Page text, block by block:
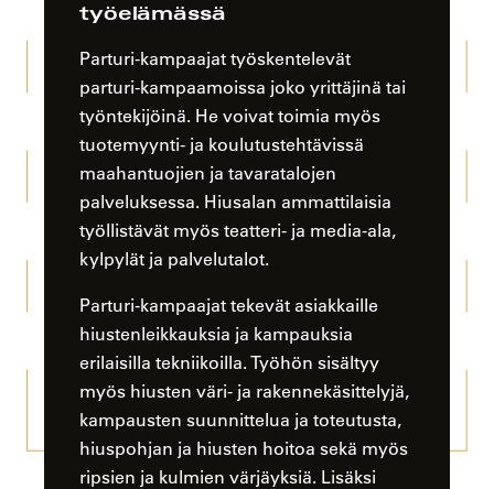
työelämässä
Parturi-kampaajat työskentelevät
parturi-kampaamoissa joko yrittäjinä tai
työntekijöinä. He voivat toimia myös
tuotemyynti- ja koulutustehtävissä
maahantuojien ja tavaratalojen
palveluksessa. Hiusalan ammattilaisia
työllistävät myös teatteri- ja media-ala,
kylpylät ja palvelutalot.
Parturi-kampaajat tekevät asiakkaille
hiustenleikkauksia ja kampauksia
erilaisilla tekniikoilla. Työhön sisältyy
myös hiusten väri- ja rakennekäsittelyjä,
kampausten suunnittelua ja toteutusta,
hiuspohjan ja hiusten hoitoa sekä myös
ripsien ja kulmien värjäyksiä. Lisäksi